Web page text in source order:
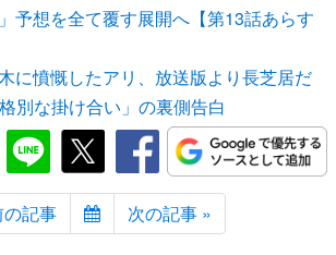
予想を全て覆す展開へ【第13話あらす
に憤慨したアリ、放送版より長芝居だ
別な掛け合い」の裏側告白
の記事 次の記事 »